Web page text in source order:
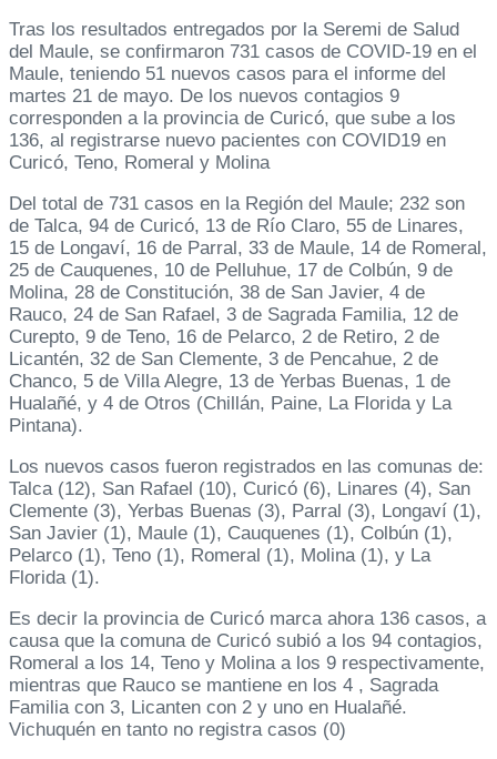
Tras los resultados entregados por la Seremi de Salud
del Maule, se confirmaron 731 casos de COVID-19 en el
Maule, teniendo 51 nuevos casos para el informe del
martes 21 de mayo. De los nuevos contagios 9
corresponden a la provincia de Curicó, que sube a los
136, al registrarse nuevo pacientes con COVID19 en
Curicó, Teno, Romeral y Molina
Del total de 731 casos en la Región del Maule; 232 son
de Talca, 94 de Curicó, 13 de Río Claro, 55 de Linares,
15 de Longaví, 16 de Parral, 33 de Maule, 14 de Romeral,
25 de Cauquenes, 10 de Pelluhue, 17 de Colbún, 9 de
Molina, 28 de Constitución, 38 de San Javier, 4 de
Rauco, 24 de San Rafael, 3 de Sagrada Familia, 12 de
Curepto, 9 de Teno, 16 de Pelarco, 2 de Retiro, 2 de
Licantén, 32 de San Clemente, 3 de Pencahue, 2 de
Chanco, 5 de Villa Alegre, 13 de Yerbas Buenas, 1 de
Hualañé, y 4 de Otros (Chillán, Paine, La Florida y La
Pintana).
Los nuevos casos fueron registrados en las comunas de:
Talca (12), San Rafael (10), Curicó (6), Linares (4), San
Clemente (3), Yerbas Buenas (3), Parral (3), Longaví (1),
San Javier (1), Maule (1), Cauquenes (1), Colbún (1),
Pelarco (1), Teno (1), Romeral (1), Molina (1), y La
Florida (1).
Es decir la provincia de Curicó marca ahora 136 casos, a
causa que la comuna de Curicó subió a los 94 contagios,
Romeral a los 14, Teno y Molina a los 9 respectivamente,
mientras que Rauco se mantiene en los 4 , Sagrada
Familia con 3, Licanten con 2 y uno en Hualañé.
Vichuquén en tanto no registra casos (0)